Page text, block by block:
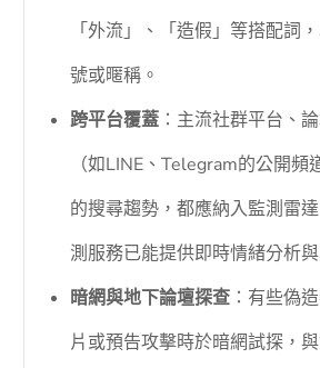
「外流」、「造假」等搭配詞
號或暱稱。
跨平台覆蓋 ：主流社群平台、
（如LINE、Telegram的公開頻
的搜尋趨勢，都應納入監測雷
測服務已能提供即時情緒分析
暗網與地下論壇探查 ：有些偽
片或預告攻擊時於暗網試探，